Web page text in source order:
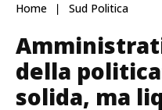
Home Sud Politica
della
solida, ma